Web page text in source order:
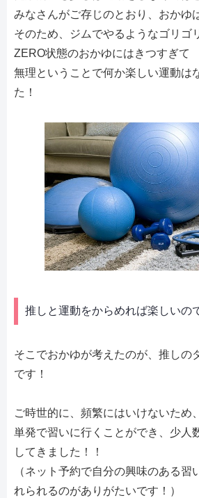
みなさんがご存じのとおり、おかゆ
そのため、ジムでやるようなゴリゴ
ZERO状態のおかゆにはきつすぎて
無理ということで何か楽しい運動は
た！
推しと運動をからめれば楽しいの
そこでおかゆが考えたのが、推しの
です！
ご時世的に、頻繁にはいけないため、
単発で習いに行くことができ、少人
してきました！！
（ネット予約で自分の興味のある習
れられるのがありがたいです！）